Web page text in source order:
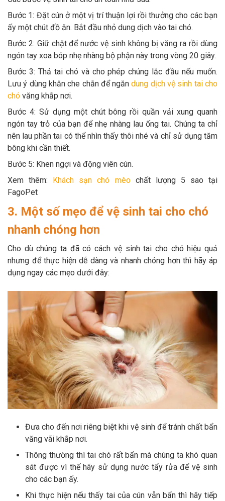
Bước 1: Đặt cún ở một vị trí thuận lợi rồi thưởng cho các bạn
ấy một chút đồ ăn. Bắt đầu nhỏ dung dịch vào tai chó.
Bước 2: Giữ chặt để nước vệ sinh không bị văng ra rồi dùng
ngón tay xoa bóp nhẹ nhàng bộ phận này trong vòng 20 giây.
Bước 3: Thả tai chó và cho phép chúng lắc đầu nếu muốn.
Lưu ý dùng khăn che chắn để ngăndung dịch vệ sinh tai cho
chó văng khắp nơi.
Bước 4: Sử dụng một chút bông rồi quần vải xung quanh
ngón tay trỏ của bạn để nhẹ nhàng lau ống tai. Chúng ta chỉ
nên lau phần tai có thể nhìn thấy thôi nhé và chỉ sử dụng tăm
bông khi cần thiết.
Bước 5: Khen ngợi và động viên cún.
Xem thêm:
Khách sạn chó mèochất lượng 5 sao tại
FagoPet
3. Một số mẹo để vệ sinh tai cho chó
nhanh chóng hơn
Cho dù chúng ta đã có cách vệ sinh tai cho chó hiệu quả
nhưng để thực hiện dễ dàng và nhanh chóng hơn thì hãy áp
dụng ngay các mẹo dưới đây:
Đưa cho đến nơi riêng biệt khi vệ sinh để tránh chất bẩn
văng vãi khắp nơi.
Thông thường thì tai chó rất bẩn mà chúng ta khó quan
sát được vì thế hãy sử dụng nước tẩy rửa để vệ sinh
cho các bạn ấy.
Khi thực hiện nếu thấy tai của cún vẫn bẩn thì hãy tiếp